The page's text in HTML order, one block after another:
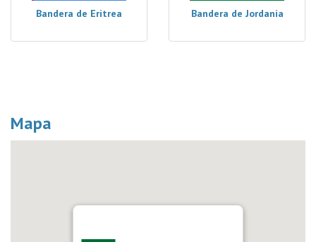
Bandera de Eritrea Bandera de Jordania
Mapa